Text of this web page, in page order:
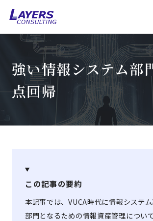
強い情報システム部
点回帰
この記事の要約
本記事では、VUCA時代に情報システ
部門となるための情報資産管理につい